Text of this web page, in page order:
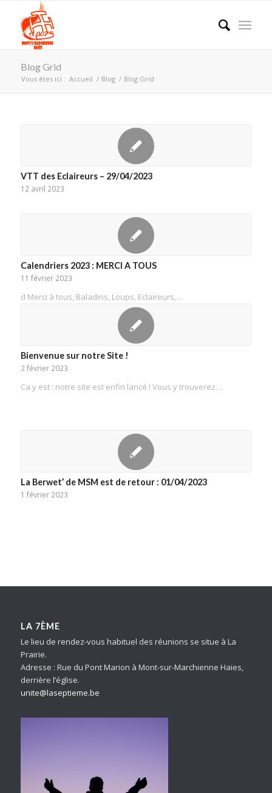
Blog Grid
Vous êtes ici : Accueil / Blog / Blog Grid
VTT des Eclaireurs – 29/04/2023
12 avril 2023
Calendriers 2023 : MERCI A TOUS
11 février 2023
d Merci à tous, Baladins, Loups, Eclaireurs,…
Bienvenue sur notre Site !
2 février 2023
Ca y est : notre site est enfin lancé ! Vous y trouverez…
La Berwet’ de MSM est de retour : 01/04/2023
1 février 2023
LA 7ÈME
Le lieu de rendez-vous habituel des réunions se situe à La
Prairie.
Adresse : Rue du Pont Marion à Mont-sur-Marchienne Haies,
derrière l’église.
unite@laseptieme.be